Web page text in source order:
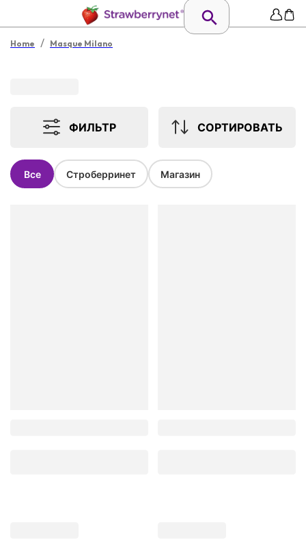
Home / Masque Milano
ФИЛЬТР СОРТИРОВАТЬ
Все Строберринет Магазин